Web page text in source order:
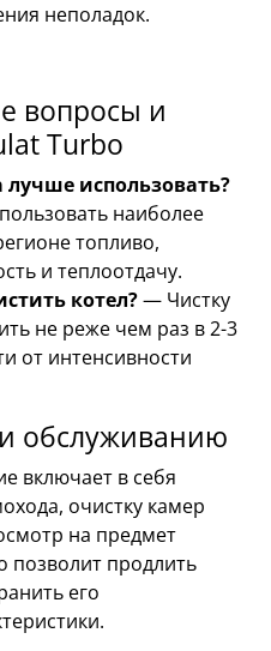
неполадок.
вопросы и
Turbo
использовать?
наиболее
топливо,
и теплоотдачу.
котел?— Чистку
не реже чем раз в 2-3
от интенсивности
обслуживанию
включает в себя
очистку камер
на предмет
позволит продлить
его